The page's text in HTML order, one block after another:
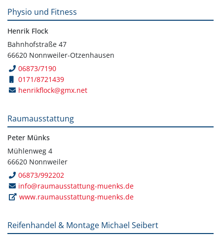
Physio und Fitness
Henrik Flock
Bahnhofstraße 47
66620 Nonnweiler-Otzenhausen
06873/7190
0171/8721439
henrikflock@gmx.net
Raumausstattung
Peter Münks
Mühlenweg 4
66620 Nonnweiler
06873/992202
info@raumausstattung-muenks.de
www.raumausstattung-muenks.de
Reifenhandel & Montage Michael Seibert